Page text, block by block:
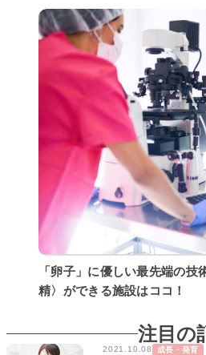
「卵子」に優しい最先端の
精〉ができる施設はココ！
注目の
2021.10.08 成長・発育